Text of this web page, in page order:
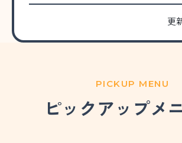
更
PICKUP MENU
ピックアップメ